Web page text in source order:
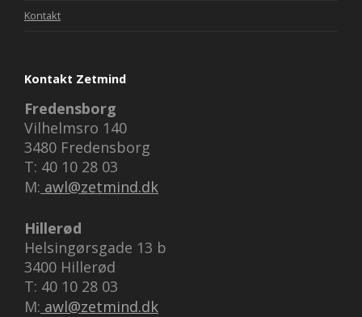
Kontakt
Kontakt Zetmind
Fredensborg
Vilhelmsro 140
3480 Fredensborg
T: 40 10 28 03
M: awl@zetmind.dk
Hillerød
Helsingørsgade 13 b
3400 Hillerød
T: 40 10 28 03
M: awl@zetmind.dk